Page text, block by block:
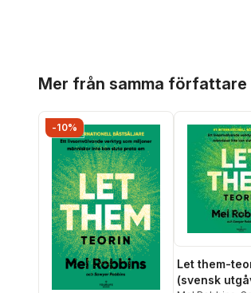
Mer från samma författare
-10%
Let them-
(svensk